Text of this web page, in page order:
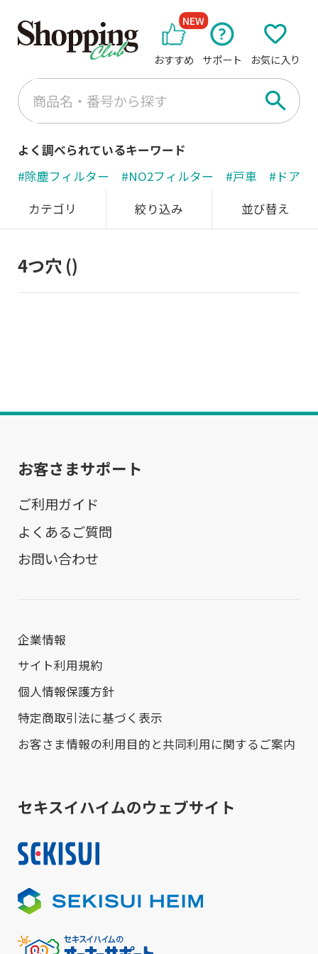
おすすめ
NEW
サポート お気に入り
よく調べられているキーワード
#除塵フィルター
#NO2フィルター #戸車
#ドアノ
カテゴリ
絞り込み 並び替え
4つ穴 ()
お客さまサポート
ご利用ガイド
よくあるご質問
お問い合わせ
企業情報
サイト利用規約
個人情報保護方針
特定商取引法に基づく表示
お客さま情報の利用目的と共同利用に関するご案内
セキスイハイムのウェブサイト